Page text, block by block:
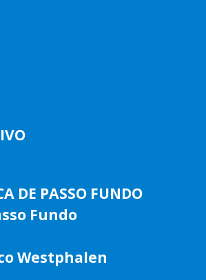
DE PASSO FUNDO
Fundo
Westphalen